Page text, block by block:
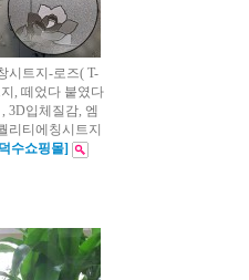
시트지-로즈( T-
, 떼었다 붙였다
3D입체질감, 엠
리티에칭시트지
수쇼핑몰]